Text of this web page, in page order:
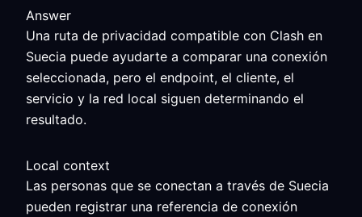
Answer
Una ruta de privacidad compatible con Clash en
Suecia puede ayudarte a comparar una conexión
seleccionada, pero el endpoint, el cliente, el
servicio y la red local siguen determinando el
resultado.
Local context
Las personas que se conectan a través de Suecia
pueden registrar una referencia de conexión